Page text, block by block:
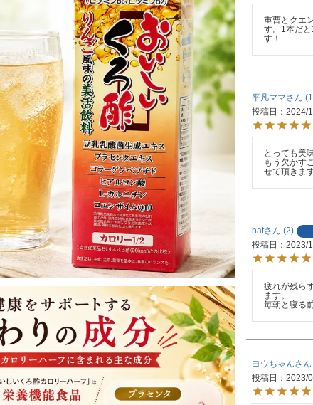
重曹とクエ
す。1本だ
す！
平凡ママ 1
投稿日
2024/
とっても美
もう欠かす
せて頂きます
hat 2
投稿日
2023/
疲れが残ら
ます。
毎朝と寝る
ヨウちゃん
投稿日
2023/